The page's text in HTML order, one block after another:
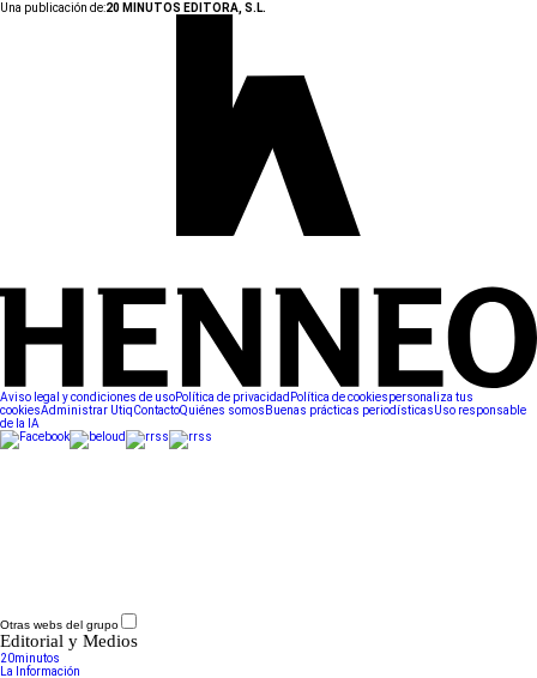
Una publicación de:20 MINUTOS EDITORA, S.L.
Aviso legal y condiciones de usoPolítica de privacidad Política de cookiespersonaliza tus
cookiesAdministrar UtiqContactoQuiénes somos Buenas prácticas periodísticasUso responsable
de la IA
Otras webs del grupo
Editorial y Medios
20minutos
La Información